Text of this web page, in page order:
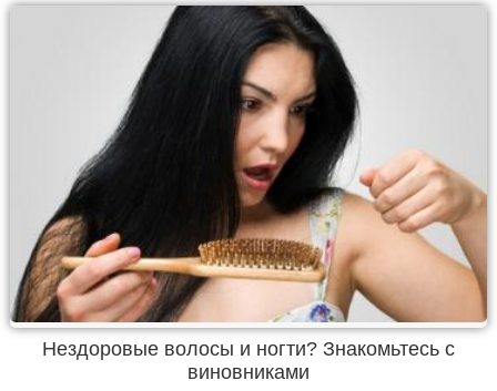
Нездоровые волосы и ногти? Знакомьтесь с
виновниками